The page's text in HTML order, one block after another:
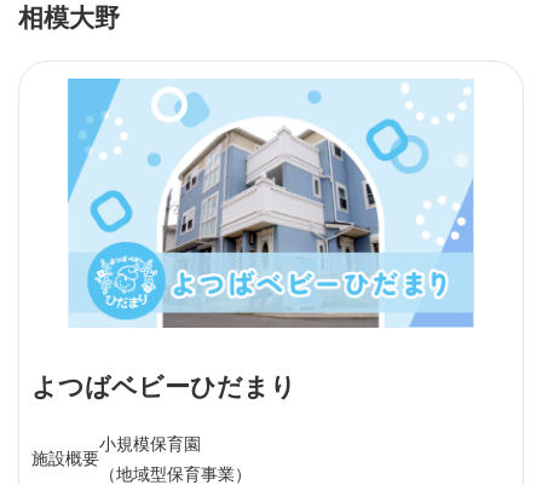
相模大野
よつばベビーひだまり
施設概要
小規模保育園
（地域型保育事業）